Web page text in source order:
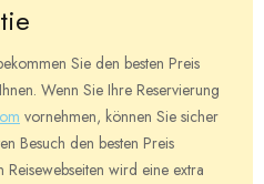
Sie den besten Preis
Wenn Sie Ihre Reservierung
vornehmen, können Sie sicher
Besuch den besten Preis
wird eine extra